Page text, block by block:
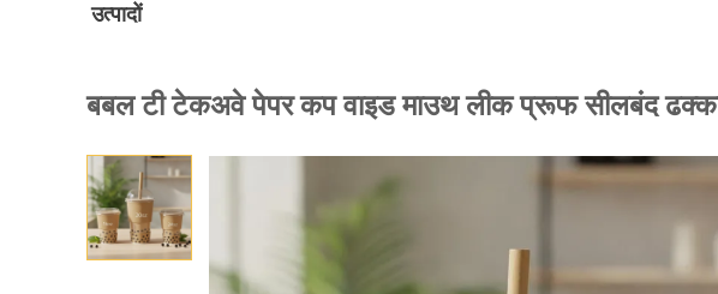
उत्पादों
बबल टी टेकअवे पेपर कप वाइड माउथ लीक प्रूफ सीलबंद